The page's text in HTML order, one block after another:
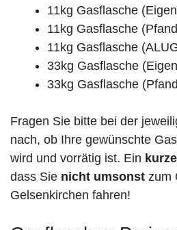
11kg Gasflasche
11kg Gasflasche
11kg Gasflasche
33kg Gasflasche
33kg Gasflasche
Fragen Sie bitte bei der
nach, ob Ihre gewünschte
wird und vorrätig ist. Ein
dass Sie nicht umsonst zum
Gelsenkirchen fahren!